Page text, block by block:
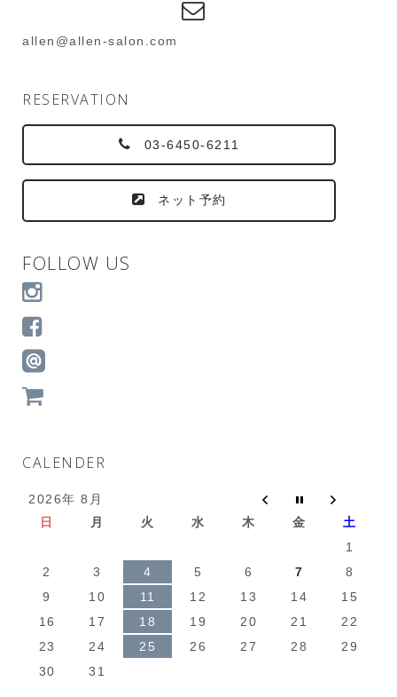
allen@allen-salon.com
RESERVATION
03-6450-6211
ネット予約
FOLLOW US
CALENDER
2026年 8月
日
月 火 水 木 金
土
1
2
3 4 5 6 7
8
9
10 11 12 13 14
15
16
17 18 19 20 21
22
23
24 25 26 27 28
29
30
31